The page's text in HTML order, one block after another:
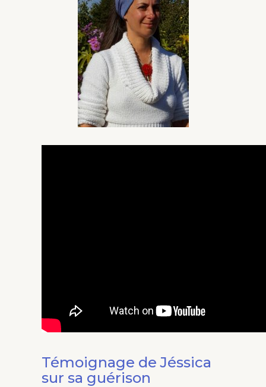
Témoignage de Jéssica
sur sa guérison